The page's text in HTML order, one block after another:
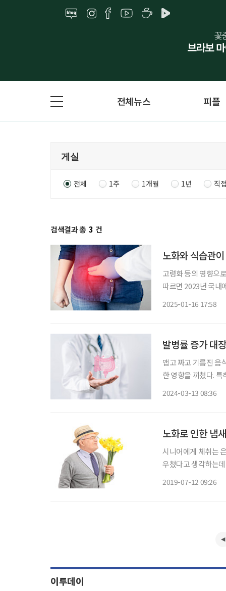
전체뉴스 피플
전체 1주 1개월 1년 직
검색결과 총 3 건
노화와 식습관
고령화 등의 영향으
따르면 2023년 국내
2025-01-16 17:58
발병률 증가 대
맵고 짜고 기름진 음
한 영향을 끼쳤다.
2024-03-13 08:36
노화로 인한 냄
시니어에게 체취는
우쳤다고 생각하는
2019-07-12 09:26
이투데이